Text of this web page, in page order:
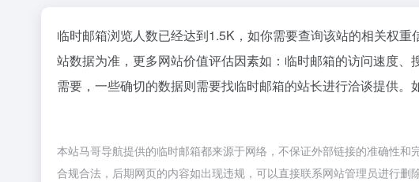
临时邮箱浏览人数已经达到1.5K，如你需要查询该站的相关权重
站数据为准，更多网站价值评估因素如：临时邮箱的访问速度
需要，一些确切的数据则需要找临时邮箱的站长进行洽谈提供。
本站马哥导航提供的临时邮箱都来源于网络，不保证外部链接的准确性
合规合法，后期网页的内容如出现违规，可以直接联系网站管理员进行删